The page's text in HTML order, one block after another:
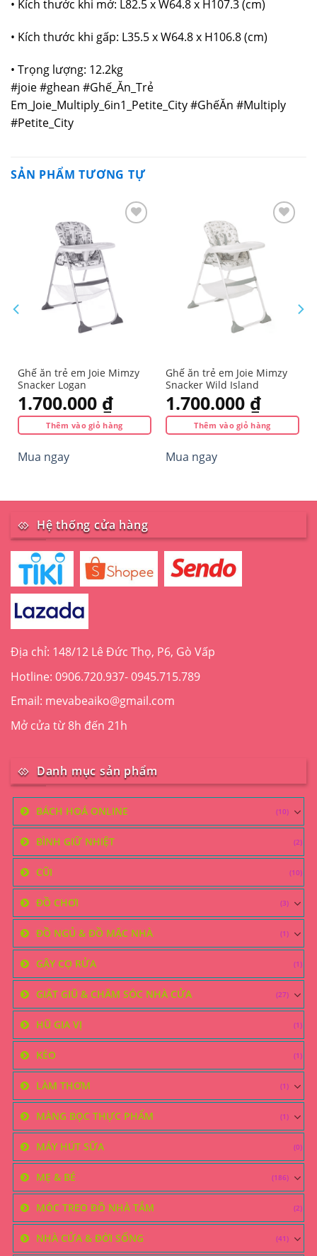
• Kích thước khi mở: L82.5 x W64.8 x H107.3 (cm)
• Kích thước khi gấp: L35.5 x W64.8 x H106.8 (cm)
• Trọng lượng: 12.2kg
#joie #ghean #Ghế_Ăn_Trẻ
Em_Joie_Multiply_6in1_Petite_City #GhếĂn #Multiply
#Petite_City
SẢN PHẨM TƯƠNG TỰ
Ghế ăn trẻ em Joie Mimzy
Snacker Logan
1.700.000 ₫
Thêm vào giỏ hàng
Mua ngay
Ghế ăn trẻ em Joie Mimzy
Snacker Wild Island
1.700.000 ₫
Thêm vào giỏ hàng
Mua ngay
Hệ thống cửa hàng
Địa chỉ: 148/12 Lê Đức Thọ, P6, Gò Vấp
Hotline: 0906.720.937- 0945.715.789
Email: mevabeaiko@gmail.com
Mở cửa từ 8h đến 21h
Danh mục sản phẩm
BÁCH HOÁ ONLINE (10)
BÌNH GIỮ NHIỆT (2)
CŨI (10)
ĐỒ CHƠI (3)
ĐỒ NGỦ & ĐỒ MẶC NHÀ (1)
GẬY CỌ RỬA (1)
GIẶT GIŨ & CHĂM SÓC NHÀ CỬA (27)
HŨ GIA VỊ (1)
KÉO (1)
LÀM THƠM (1)
MÀNG BỌC THỰC PHẨM (1)
MÁY HÚT SỮA (0)
MẸ & BÉ (186)
MÓC TREO ĐỒ NHÀ TẮM (2)
NHÀ CỬA & ĐỜI SỐNG (41)